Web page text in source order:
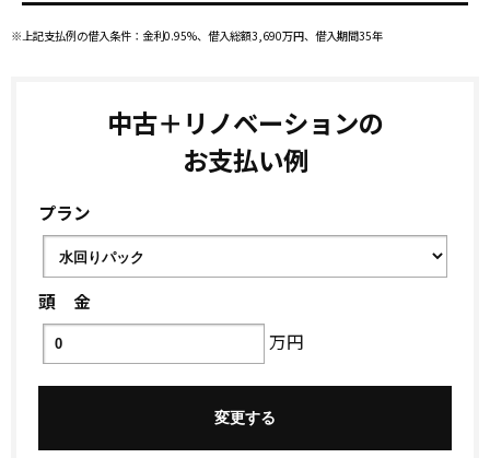
※上記支払例の借入条件：金利0.95%、借入総額3,690万円、借入期間35年
中古＋リノベーションの
お支払い例
プラン
頭 金
万円